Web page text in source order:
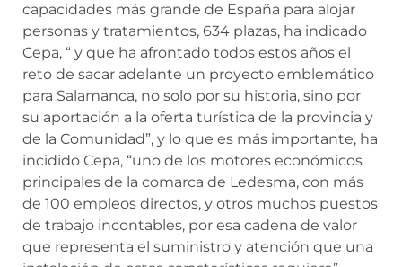
capacidades más grande de España para alojar
personas y tratamientos, 634 plazas, ha indicado
Cepa, “ y que ha afrontado todos estos años el
reto de sacar adelante un proyecto emblemático
para Salamanca, no solo por su historia, sino por
su aportación a la oferta turística de la provincia y
de la Comunidad”, y lo que es más importante, ha
incidido Cepa, “uno de los motores económicos
principales de la comarca de Ledesma, con más
de 100 empleos directos, y otros muchos puestos
de trabajo incontables, por esa cadena de valor
que representa el suministro y atención que una